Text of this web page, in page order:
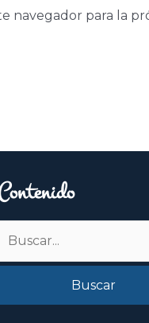
navegador para la
por: